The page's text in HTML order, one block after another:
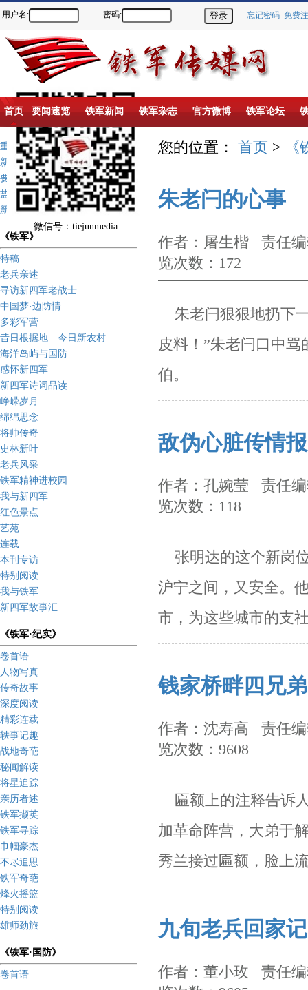
微信号：tiejunmedia
用户名: 密码: 忘记密码 免费
首页 要闻速览 铁军新闻 铁军杂志 官方微博 铁军论坛
重点推荐
新闻动态
要闻速览
盐城新四军纪念馆
新四军历史上的今天
《铁军》
特稿
老兵亲述
寻访新四军老战士
中国梦·边防情
多彩军营
昔日根据地 今日新农村
海洋岛屿与国防
感怀新四军
新四军诗词品读
峥嵘岁月
绵绵思念
将帅传奇
史林新叶
老兵风采
铁军精神进校园
我与新四军
红色景点
艺苑
连载
本刊专访
特别阅读
我与铁军
新四军故事汇
《铁军·纪实》
卷首语
人物写真
传奇故事
深度阅读
精彩连载
轶事记趣
战地奇葩
秘闻解读
将星追踪
亲历者述
铁军撷英
铁军寻踪
巾帼豪杰
不尽追思
铁军奇葩
烽火摇篮
特别阅读
雄师劲旅
《铁军·国防》
卷首语
您的位置： 首页 >
朱老闩的心事
作者：屠生楷 责任
览次数：172
朱老闩狠狠地扔下
皮料！”朱老闩口中骂
伯。
敌伪心脏传情报
作者：孔婉莹 责任
览次数：118
张明达的这个新岗
沪宁之间，又安全。
市，为这些城市的支
钱家桥畔四兄弟
作者：沈寿高 责任
览次数：9608
匾额上的注释告诉
加革命阵营，大弟于
秀兰接过匾额，脸上
九旬老兵回家记
作者：董小玫 责任